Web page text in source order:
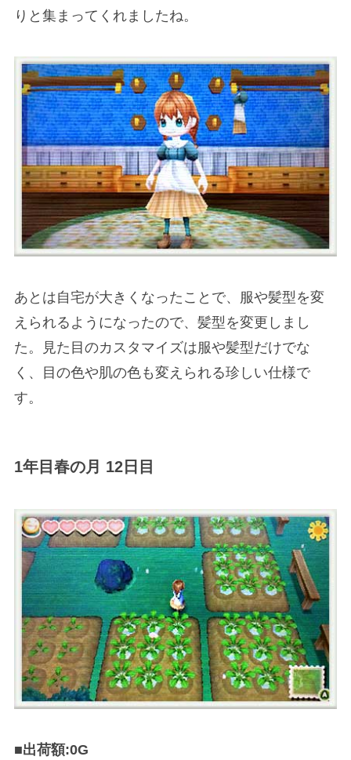
りと集まってくれましたね。
あとは自宅が大きくなったことで、服や髪型を変
えられるようになったので、髪型を変更しまし
た。見た目のカスタマイズは服や髪型だけでな
く、目の色や肌の色も変えられる珍しい仕様で
す。
1年目春の月 12日目
■出荷額:0G